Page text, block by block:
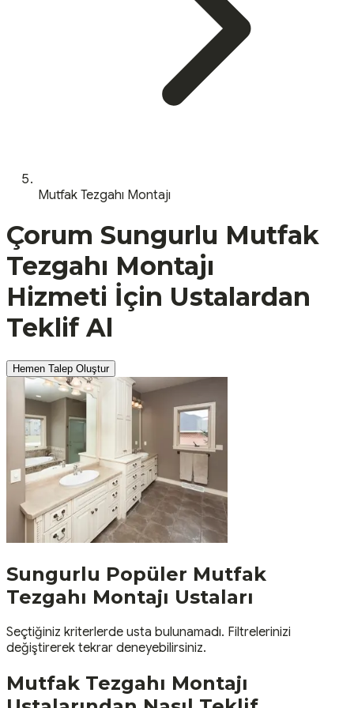
Mutfak Tezgahı Montajı
Çorum Sungurlu Mutfak
Tezgahı Montajı
Hizmeti İçin Ustalardan
Teklif Al
Hemen Talep Oluştur
Sungurlu Popüler Mutfak
Tezgahı Montajı Ustaları
Seçtiğiniz kriterlerde usta bulunamadı. Filtrelerinizi
değiştirerek tekrar deneyebilirsiniz.
Mutfak Tezgahı Montajı